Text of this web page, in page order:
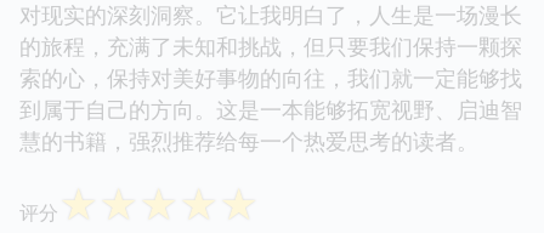
对现实的深刻洞察。它让我明白了，人生是一场漫长
的旅程，充满了未知和挑战，但只要我们保持一颗探
索的心，保持对美好事物的向往，我们就一定能够找
到属于自己的方向。这是一本能够拓宽视野、启迪智
慧的书籍，强烈推荐给每一个热爱思考的读者。
评分 ☆☆☆☆☆